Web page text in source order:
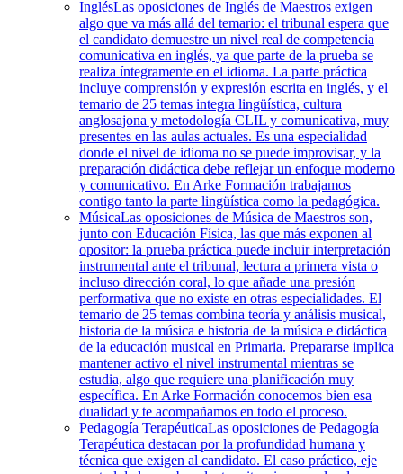
InglésLas oposiciones de Inglés de Maestros exigen
algo que va más allá del temario: el tribunal espera que
el candidato demuestre un nivel real de competencia
comunicativa en inglés, ya que parte de la prueba se
realiza íntegramente en el idioma. La parte práctica
incluye comprensión y expresión escrita en inglés, y el
temario de 25 temas integra lingüística, cultura
anglosajona y metodología CLIL y comunicativa, muy
presentes en las aulas actuales. Es una especialidad
donde el nivel de idioma no se puede improvisar, y la
preparación didáctica debe reflejar un enfoque moderno
y comunicativo. En Arke Formación trabajamos
contigo tanto la parte lingüística como la pedagógica.
MúsicaLas oposiciones de Música de Maestros son,
junto con Educación Física, las que más exponen al
opositor: la prueba práctica puede incluir interpretación
instrumental ante el tribunal, lectura a primera vista o
incluso dirección coral, lo que añade una presión
performativa que no existe en otras especialidades. El
temario de 25 temas combina teoría y análisis musical,
historia de la música e historia de la música e didáctica
de la educación musical en Primaria. Prepararse implica
mantener activo el nivel instrumental mientras se
estudia, algo que requiere una planificación muy
específica. En Arke Formación conocemos bien esa
dualidad y te acompañamos en todo el proceso.
Pedagogía TerapéuticaLas oposiciones de Pedagogía
Terapéutica destacan por la profundidad humana y
técnica que exigen al candidato. El caso práctico, eje